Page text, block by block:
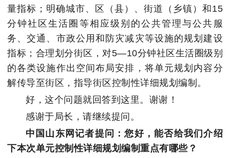
量指标；明确城市、区（县）、街道（乡镇）和15
分钟社区生活圈等相应级别的公共管理与公共服
务、交通、市政公用和防灾减灾等设施的规划建设
指标；合理划分街区，对5—10分钟社区生活圈级别
的各类设施作出空间布局安排，将单元规划内容分
解传导至街区，指导街区控制性详细规划编制。
好，这个问题就回答到这里。谢谢！
感谢于局长，请继续提问。
中国山东网记者提问：您好，能否给我们介绍
下本次单元控制性详细规划编制重点有哪些？